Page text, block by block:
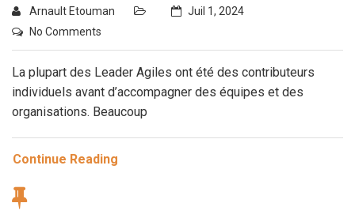
Arnault Etouman
Juil 1, 2024
No Comments
La plupart des Leader Agiles ont été des contributeurs
individuels avant d’accompagner des équipes et des
organisations. Beaucoup
Continue Reading